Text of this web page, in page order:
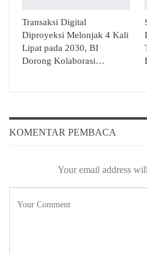
Transaksi Digital
Diproyeksi Melonjak 4 Kali
Lipat pada 2030, BI
Dorong Kolaborasi…
KOMENTAR PEMBACA
Your email address